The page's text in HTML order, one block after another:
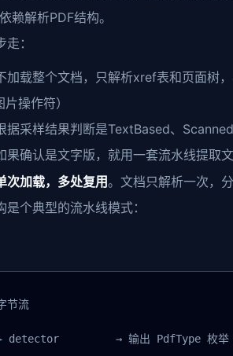
赖解析PDF结构。
：
加载整个文档，只解析xref表和页面树
片操作符）
据采样结果判断是TextBased、
果确认是文字版，就用一套流水线提取
次加载，多处复用。文档只解析一次，
是个典型的流水线模式：
节流
detector         → 输出 PdfType 枚举